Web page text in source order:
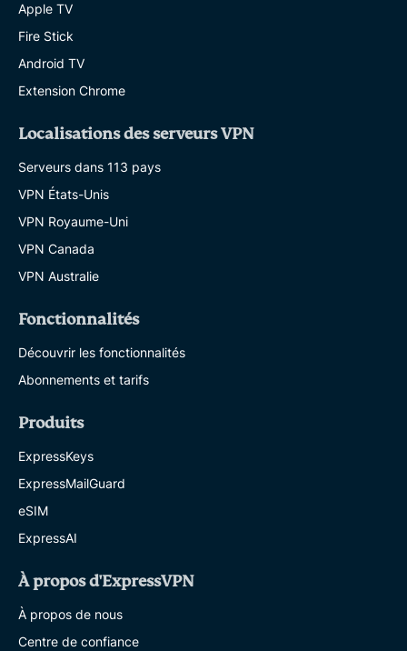
Apple TV
Fire Stick
Android TV
Extension Chrome
Localisations des serveurs VPN
Serveurs dans 113 pays
VPN États-Unis
VPN Royaume-Uni
VPN Canada
VPN Australie
Fonctionnalités
Découvrir les fonctionnalités
Abonnements et tarifs
Produits
ExpressKeys
ExpressMailGuard
eSIM
ExpressAI
À propos d'ExpressVPN
À propos de nous
Centre de confiance